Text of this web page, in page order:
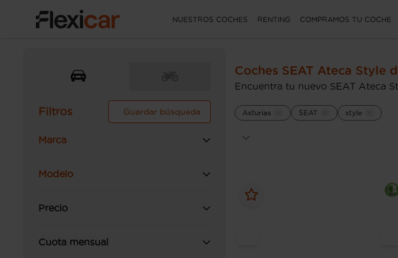
NUESTROS COCHES RENTING COMPRAMOS TU COCHE
Filtros Guardar búsqueda
Marca
Modelo
Precio
Cuota mensual
Coches SEAT Ateca Style
Encuentra tu nuevo SEAT Ateca
Asturias SEAT style